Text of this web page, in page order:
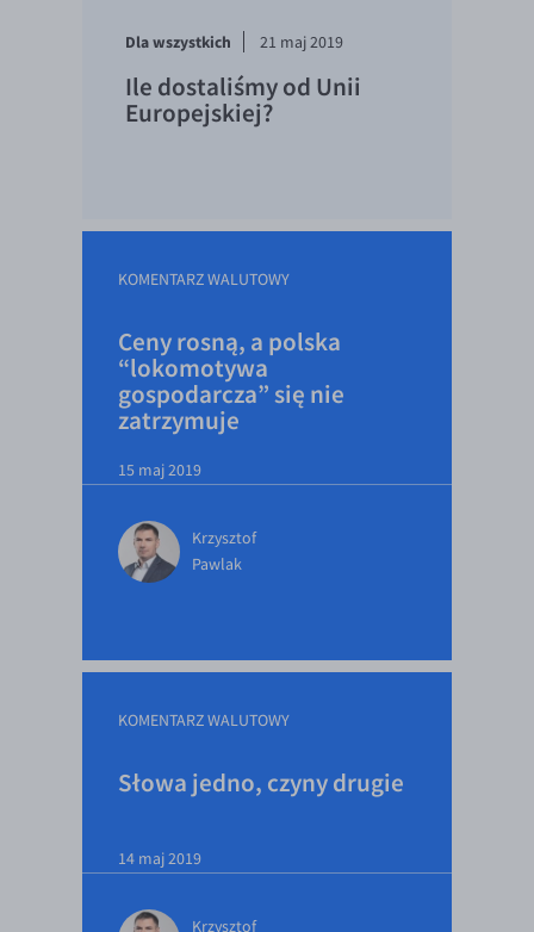
Dla wszystkich 21 maj 2019
Ile dostaliśmy od Unii
Europejskiej?
KOMENTARZ WALUTOWY
Ceny rosną, a polska
“lokomotywa
gospodarcza” się nie
zatrzymuje
15 maj 2019
Krzysztof
Pawlak
KOMENTARZ WALUTOWY
Słowa jedno, czyny drugie
14 maj 2019
Krzysztof